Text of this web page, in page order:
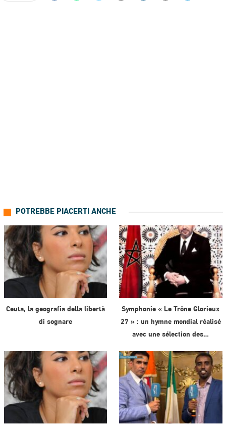
POTREBBE PIACERTI ANCHE
Ceuta, la geografia della libertà
di sognare
Symphonie « Le Trône Glorieux
27 » : un hymne mondial réalisé
avec une sélection des…